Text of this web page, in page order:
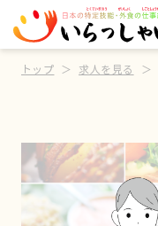
トップ 求人を見る